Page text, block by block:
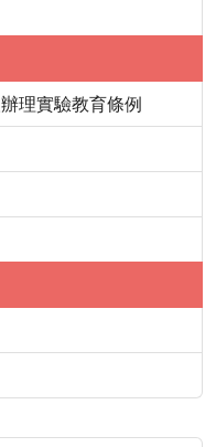
理實驗教育條例